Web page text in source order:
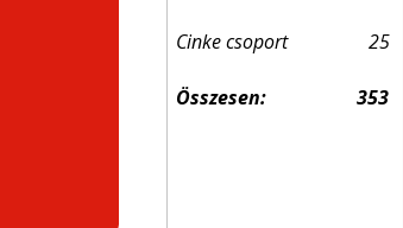
Cinke csoport 25
Összesen: 353